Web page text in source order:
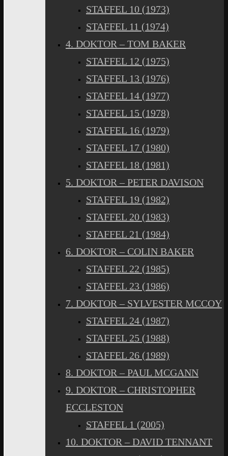
STAFFEL 10 (1973)
STAFFEL 11 (1974)
4. DOKTOR – TOM BAKER
STAFFEL 12 (1975)
STAFFEL 13 (1976)
STAFFEL 14 (1977)
STAFFEL 15 (1978)
STAFFEL 16 (1979)
STAFFEL 17 (1980)
STAFFEL 18 (1981)
5. DOKTOR – PETER DAVISON
STAFFEL 19 (1982)
STAFFEL 20 (1983)
STAFFEL 21 (1984)
6. DOKTOR – COLIN BAKER
STAFFEL 22 (1985)
STAFFEL 23 (1986)
7. DOKTOR – SYLVESTER MCCOY
STAFFEL 24 (1987)
STAFFEL 25 (1988)
STAFFEL 26 (1989)
8. DOKTOR – PAUL MCGANN
9. DOKTOR – CHRISTOPHER
ECCLESTON
STAFFEL 1 (2005)
10. DOKTOR – DAVID TENNANT